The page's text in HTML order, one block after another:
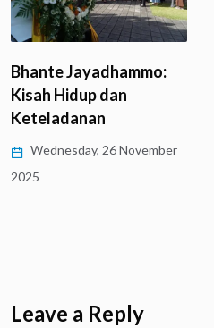
Bhante Jayadhammo:
Kisah Hidup dan
Keteladanan
Wednesday, 26 November
2025
Leave a Reply